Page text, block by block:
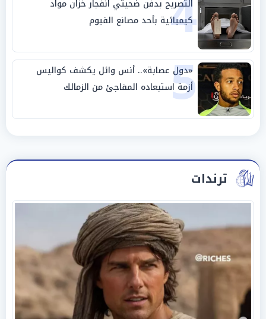
التصريح بدفن ضحيتي انفجار خزان مواد
كيميائية بأحد مصانع الفيوم
5
«دول عصابة».. أنس وائل يكشف كواليس
أزمة استبعاده المفاجئ من الزمالك
ترندات